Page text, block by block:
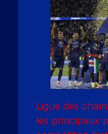
Ligue des
les principaux